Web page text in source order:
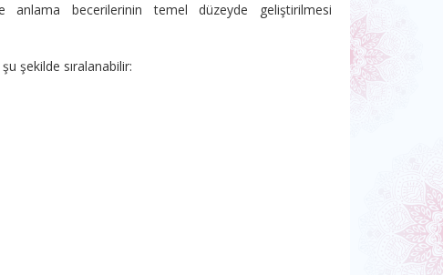
becerilerinin temel düzeyde geliştirilmesi
şekilde sıralanabilir: